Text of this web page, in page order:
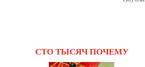
СТО ТЫСЯЧ ПОЧЕМУ